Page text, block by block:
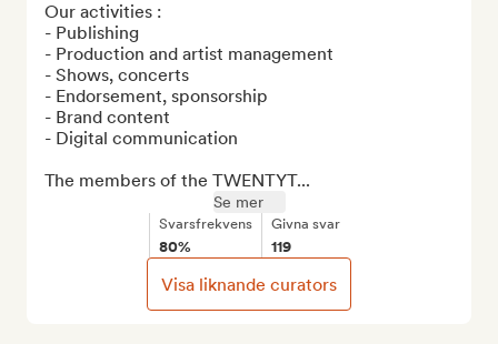
Our activities :
- Publishing
- Production and artist management
- Shows, concerts
- Endorsement, sponsorship
- Brand content
- Digital communication
The members of the TWENTYT...
Se mer
Svarsfrekvens
80%
Givna svar
119
Visa liknande curators